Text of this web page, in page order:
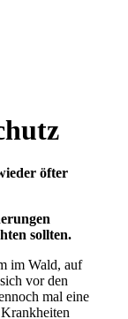
öfter
sollten.
im Wald, auf
vor den
mal eine